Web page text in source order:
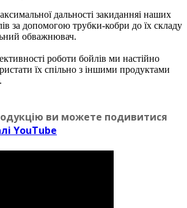
дальності закиданняі наших
за допомогою трубки-кобри до їх складу
обважнювач.
роботи бойлiв ми настійно
їх спільно з іншими продуктами
ви можете подивитися
YouTube